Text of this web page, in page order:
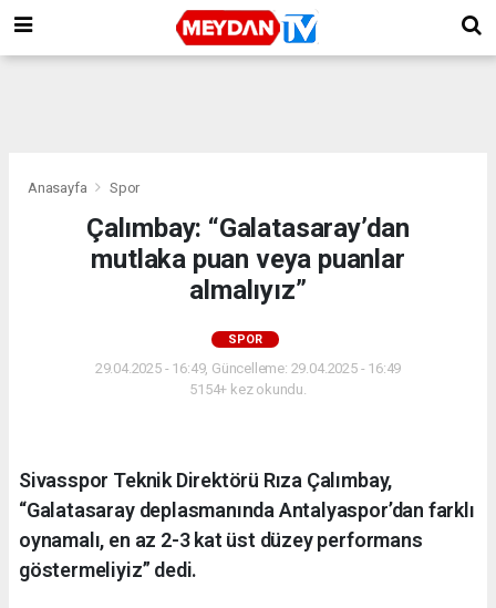
Anasayfa Spor
Çalımbay: “Galatasaray’dan
mutlaka puan veya puanlar
almalıyız”
SPOR
29.04.2025 - 16:49, Güncelleme: 29.04.2025 - 16:49
5154+ kez okundu.
Sivasspor Teknik Direktörü Rıza Çalımbay,
“Galatasaray deplasmanında Antalyaspor’dan farklı
oynamalı, en az 2-3 kat üst düzey performans
göstermeliyiz” dedi.